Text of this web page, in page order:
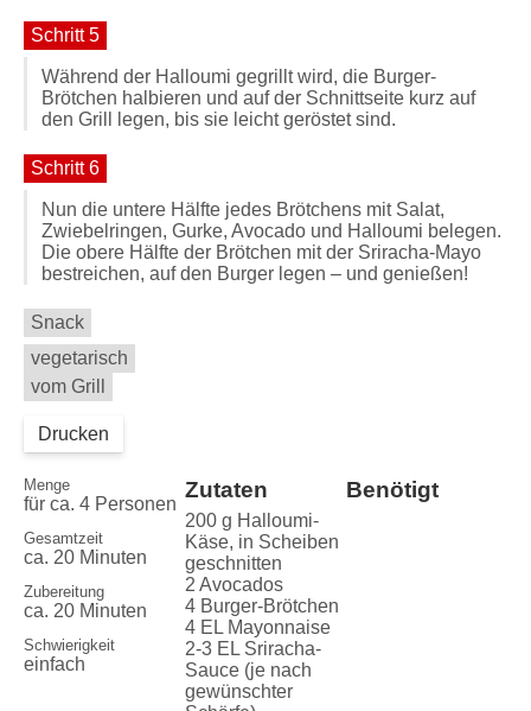
Schritt 5
Während der Halloumi gegrillt wird, die Burger-
Brötchen halbieren und auf der Schnittseite kurz auf
den Grill legen, bis sie leicht geröstet sind.
Schritt 6
Nun die untere Hälfte jedes Brötchens mit Salat,
Zwiebelringen, Gurke, Avocado und Halloumi belegen.
Die obere Hälfte der Brötchen mit der Sriracha-Mayo
bestreichen, auf den Burger legen – und genießen!
Snack
vegetarisch
vom Grill
Drucken
Menge
für ca. 4 Personen
Gesamtzeit
ca. 20 Minuten
Zubereitung
ca. 20 Minuten
Schwierigkeit
einfach
Zutaten
200 g Halloumi-
Käse, in Scheiben
geschnitten
2 Avocados
4 Burger-Brötchen
4 EL Mayonnaise
2-3 EL Sriracha-
Sauce (je nach
gewünschter
Benötigt